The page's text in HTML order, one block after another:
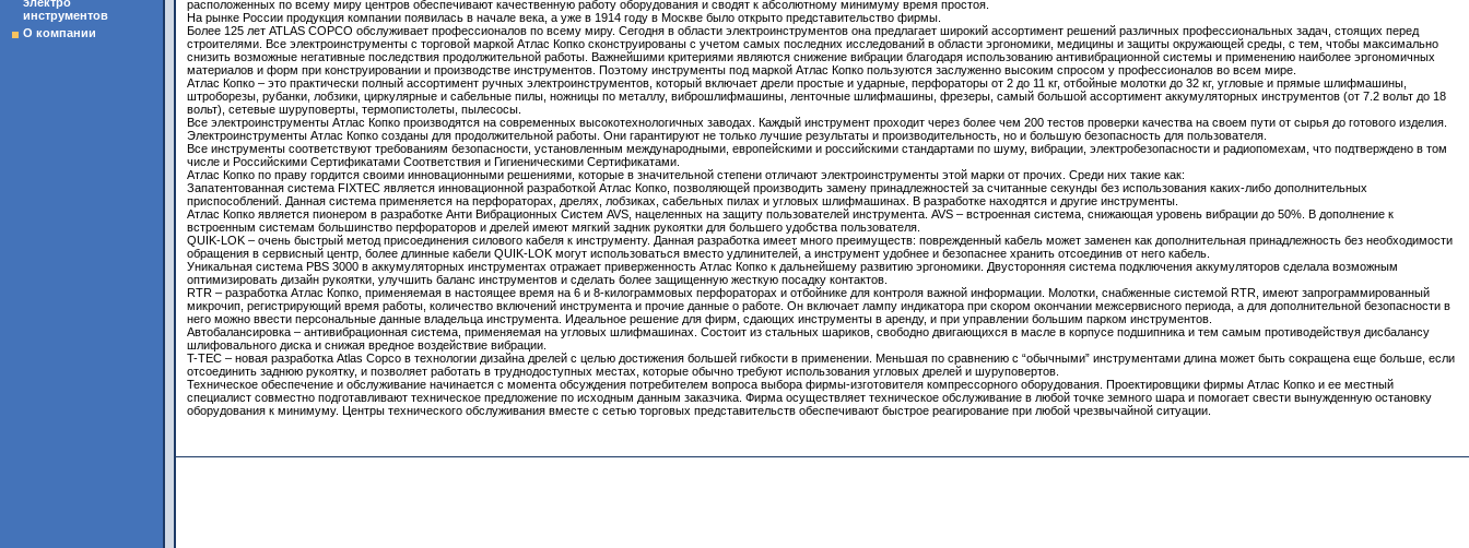
расположенных по всему миру центров обеспечивают качественную работу оборудования и сводят к абсолютному минимуму время простоя.
На рынке России продукция компании появилась в начале века, а уже в 1914 году в Москве было открыто представительство фирмы.
Более 125 лет ATLAS COPCO обслуживает профессионалов по всему миру. Сегодня в области электроинструментов она предлагает широкий ассортимент решений различных профессиональных задач, стоящих перед
строителями. Все электроинструменты с торговой маркой Атлас Копко сконструированы с учетом самых последних исследований в области эргономики, медицины и защиты окружающей среды, с тем, чтобы максимально
снизить возможные негативные последствия продолжительной работы. Важнейшими критериями являются снижение вибрации благодаря использованию антивибрационной системы и применению наиболее эргономичных
материалов и форм при конструировании и производстве инструментов. Поэтому инструменты под маркой Атлас Копко пользуются заслуженно высоким спросом у профессионалов во всем мире.
Атлас Копко – это практически полный ассортимент ручных электроинструментов, который включает дрели простые и ударные, перфораторы от 2 до 11 кг, отбойные молотки до 32 кг, угловые и прямые шлифмашины,
штроборезы, рубанки, лобзики, циркулярные и сабельные пилы, ножницы по металлу, виброшлифмашины, ленточные шлифмашины, фрезеры, самый большой ассортимент аккумуляторных инструментов (от 7.2 вольт до 18
вольт), сетевые шуруповерты, термопистолеты, пылесосы.
Все электроинструменты Атлас Копко производятся на современных высокотехнологичных заводах. Каждый инструмент проходит через более чем 200 тестов проверки качества на своем пути от сырья до готового изделия.
Электроинструменты Атлас Копко созданы для продолжительной работы. Они гарантируют не только лучшие результаты и производительность, но и большую безопасность для пользователя.
Все инструменты соответствуют требованиям безопасности, установленным международными, европейскими и российскими стандартами по шуму, вибрации, электробезопасности и радиопомехам, что подтверждено в том
числе и Российскими Сертификатами Соответствия и Гигиеническими Сертификатами.
Атлас Копко по праву гордится своими инновационными решениями, которые в значительной степени отличают электроинструменты этой марки от прочих. Среди них такие как:
Запатентованная система FIXTEC является инновационной разработкой Атлас Копко, позволяющей производить замену принадлежностей за считанные секунды без использования каких-либо дополнительных
приспособлений. Данная система применяется на перфораторах, дрелях, лобзиках, сабельных пилах и угловых шлифмашинах. В разработке находятся и другие инструменты.
Атлас Копко является пионером в разработке Анти Вибрационных Систем AVS, нацеленных на защиту пользователей инструмента. AVS – встроенная система, снижающая уровень вибрации до 50%. В дополнение к
встроенным системам большинство перфораторов и дрелей имеют мягкий задник рукоятки для большего удобства пользователя.
QUIK-LOK – очень быстрый метод присоединения силового кабеля к инструменту. Данная разработка имеет много преимуществ: поврежденный кабель может заменен как дополнительная принадлежность без необходимости
обращения в сервисный центр, более длинные кабели QUIK-LOK могут использоваться вместо удлинителей, а инструмент удобнее и безопаснее хранить отсоединив от него кабель.
Уникальная система PBS 3000 в аккумуляторных инструментах отражает приверженность Атлас Копко к дальнейшему развитию эргономики. Двусторонняя система подключения аккумуляторов сделала возможным
оптимизировать дизайн рукоятки, улучшить баланс инструментов и сделать более защищенную жесткую посадку контактов.
RTR – разработка Атлас Копко, применяемая в настоящее время на 6 и 8-килограммовых перфораторах и отбойнике для контроля важной информации. Молотки, снабженные системой RTR, имеют запрограммированный
микрочип, регистрирующий время работы, количество включений инструмента и прочие данные о работе. Он включает лампу индикатора при скором окончании межсервисного периода, а для дополнительной безопасности в
него можно ввести персональные данные владельца инструмента. Идеальное решение для фирм, сдающих инструменты в аренду, и при управлении большим парком инструментов.
Автобалансировка – антивибрационная система, применяемая на угловых шлифмашинах. Состоит из стальных шариков, свободно двигающихся в масле в корпусе подшипника и тем самым противодействуя дисбалансу
шлифовального диска и снижая вредное воздействие вибрации.
T-TEC – новая разработка Atlas Copco в технологии дизайна дрелей с целью достижения большей гибкости в применении. Меньшая по сравнению с “обычными” инструментами длина может быть сокращена еще больше, если
отсоединить заднюю рукоятку, и позволяет работать в труднодоступных местах, которые обычно требуют использования угловых дрелей и шуруповертов.
Техническое обеспечение и обслуживание начинается с момента обсуждения потребителем вопроса выбора фирмы-изготовителя компрессорного оборудования. Проектировщики фирмы Атлас Копко и ее местный
специалист совместно подготавливают техническое предложение по исходным данным заказчика. Фирма осуществляет техническое обслуживание в любой точке земного шара и помогает свести вынужденную остановку
оборудования к минимуму. Центры технического обслуживания вместе с сетью торговых представительств обеспечивают быстрое реагирование при любой чрезвычайной ситуации.
инструментов
О компании